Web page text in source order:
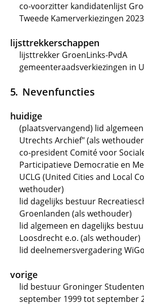
co-voorzitter kandidatenlijst
Tweede Kamerverkiezingen
lijsttrekkerschappen
lijsttrekker GroenLinks-PvdA
gemeenteraadsverkiezingen in
Nevenfuncties
huidige
(plaatsvervangend) lid
Utrechts Archief" (als
co-president Comité voor
Participatieve Democratie en
UCLG (United Cities and Local
wethouder)
lid dagelijks bestuur
Groenlanden (als wethouder)
lid algemeen en dagelijks
Loosdrecht e.o. (als wethouder)
lid deelnemersvergadering
vorige
lid bestuur Groninger
september 1999 tot september